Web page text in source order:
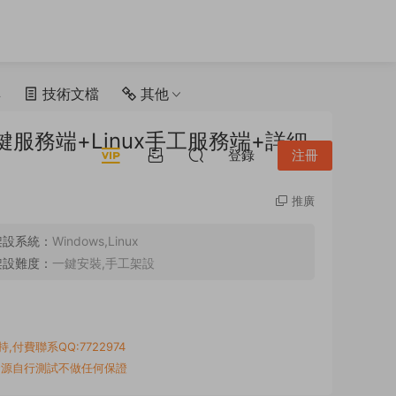
技術文檔 其他
登錄 注冊
服務端+Linux手工服務端+詳細
推廣
系統： Windows,Linux
難度： 一鍵安裝,手工架設
,付費聯系QQ:7722974
自行測試不做任何保證